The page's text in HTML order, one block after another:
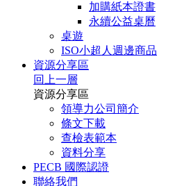
加購紙本證書
永續公益桌曆
桌遊
ISO小超人週邊商品
資源分享區
回上一層
資源分享區
領導力公司簡介
條文下載
查檢表範本
資料分享
PECB 國際認證
聯絡我們